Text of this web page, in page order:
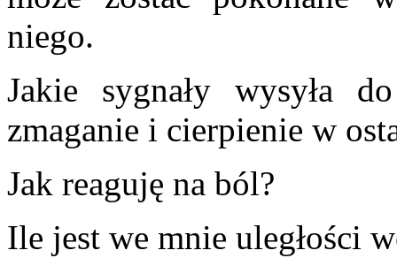
niego.
Jakie sygnały wysyła
zmaganie i cierpienie w
Jak reaguję na ból?
Ile jest we mnie uległości